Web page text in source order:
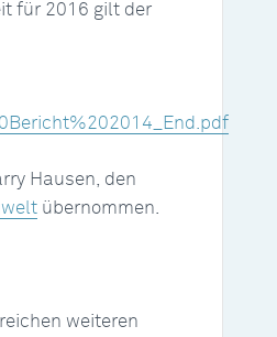
für 2016 gilt der
Hausen, den
übernommen.
weiteren